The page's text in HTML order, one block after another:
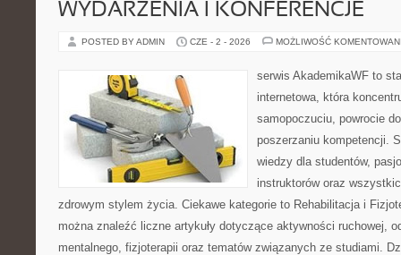
WYDARZENIA I KONFERENCJE
POSTED BY ADMIN CZE - 2 - 2026 MOŻLIWOŚĆ
serwis AkademikaWF to
internetowa, która
samopoczuciu, powrocie
poszerzaniu kompetencji.
wiedzy dla studentów,
instruktorów oraz
zdrowym stylem życia. Ciekawe kategorie to Rehabilitacja i
można znaleźć liczne artykuły dotyczące aktywności ruchowej,
mentalnego, fizjoterapii oraz tematów związanych ze studiami.